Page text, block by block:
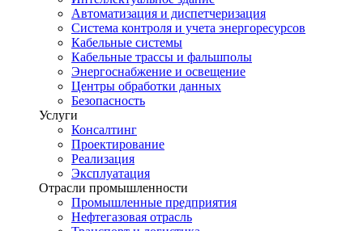
Автоматизация и диспетчеризация
Система контроля и учета энергоресурсов
Кабельные системы
Кабельные трассы и фальшполы
Энергоснабжение и освещение
Центры обработки данных
Безопасность
Услуги
Консалтинг
Проектирование
Реализация
Эксплуатация
Отрасли промышленности
Промышленные предприятия
Нефтегазовая отрасль